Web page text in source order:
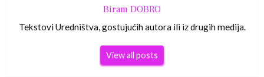
Biram DOBRO
Tekstovi Uredništva, gostujućih autora ili iz drugih medija.
View all posts